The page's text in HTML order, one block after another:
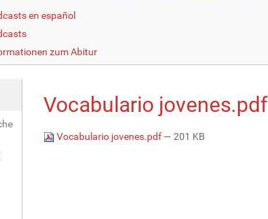
en español
zum Abitur
Vocabulario jovenes.pdf
Vocabulario jovenes.pdf— 201 KB